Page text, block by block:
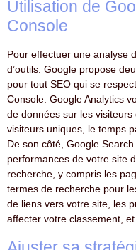
Utilisation de
Console
Pour effectuer une analyse
d’outils. Google propose
pour tout SEO qui se
Console. Google Analytics
de données sur les
visiteurs uniques, le temps
De son côté, Google
performances de votre site
recherche, y compris les
termes de recherche pour
de liens vers votre site, les
affecter votre classement,